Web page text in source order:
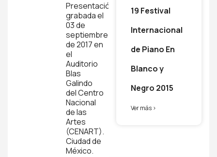
Presentación
grabada el
03 de
septiembre
de 2017 en
el
Auditorio
Blas
Galindo
del Centro
Nacional
de las
Artes
(CENART).
Ciudad de
México.
19 Festival
Internacional
de Piano En
Blanco y
Negro 2015
Ver más >